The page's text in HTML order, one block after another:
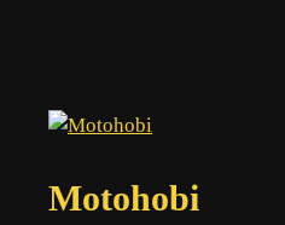
Motohobi